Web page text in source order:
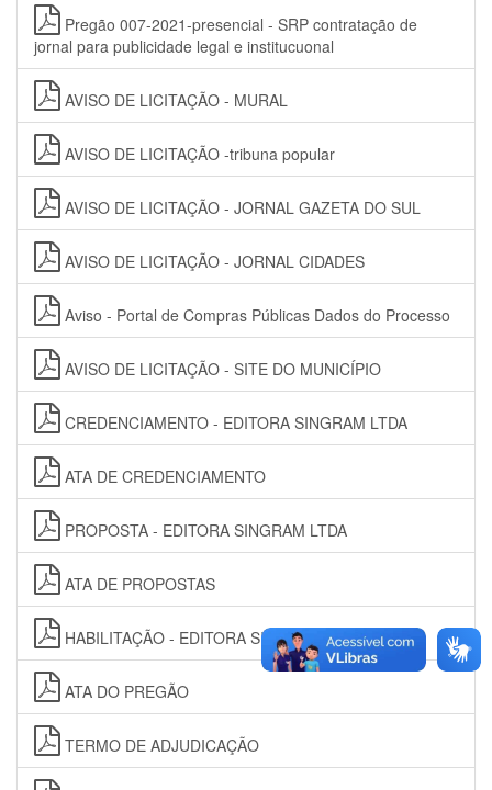
Pregão 007-2021-presencial - SRP contratação de
jornal para publicidade legal e institucuonal
AVISO DE LICITAÇÃO - MURAL
AVISO DE LICITAÇÃO -tribuna popular
AVISO DE LICITAÇÃO - JORNAL GAZETA DO SUL
AVISO DE LICITAÇÃO - JORNAL CIDADES
Aviso - Portal de Compras Públicas Dados do Processo
AVISO DE LICITAÇÃO - SITE DO MUNICÍPIO
CREDENCIAMENTO - EDITORA SINGRAM LTDA
ATA DE CREDENCIAMENTO
PROPOSTA - EDITORA SINGRAM LTDA
ATA DE PROPOSTAS
HABILITAÇÃO - EDITORA SINGRAM LTDA
ATA DO PREGÃO
TERMO DE ADJUDICAÇÃO